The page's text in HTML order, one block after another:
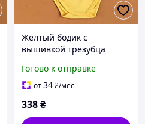
Желтый бодик с
вышивкой трезубца
патриотический
орнамент интерлок 62 68
Готово к отправке
от34₴/мес
338₴